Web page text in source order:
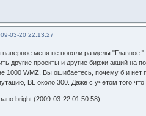
03-20 22:13:27
меня не поняли разделы
другие проекты и другие биржи акций на
1000 WMZ, Вы ошибаетесь, почему б и нет
BL около 300. Даже с учетом того
bright (2009-03-22 01:50:58)